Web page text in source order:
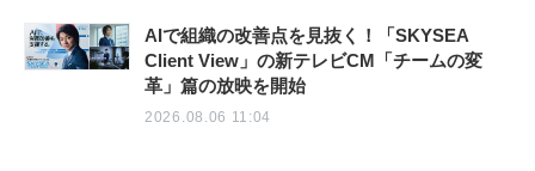
AIで組織の改善点を見抜く！「SKYSEA
Client View」の新テレビCM「チームの変
革」篇の放映を開始
2026.08.06 11:04